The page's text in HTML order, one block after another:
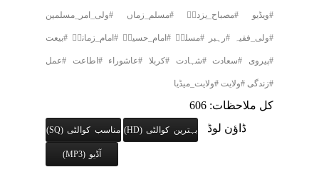
#ویڈیو #مصباح_یزدیؒ #مسلم_زماں #ولی_امر_مسلمین
#ولی_فقیہ #رہبر #مسلمؑ #امام_حسینؑ #امام_زمانہؑ #بیعت
#پیروی #سعادت #شہادت #کربلا #عاشوراء #اطاعت #عمل
#زندگی #ولایت #ولایت_میڈیا
کل ملاحظات: 606
ڈاؤن لوڈ
بہترین کوالٹی (HD) مناسب کوالٹی (SQ)
آڈیو (MP3)